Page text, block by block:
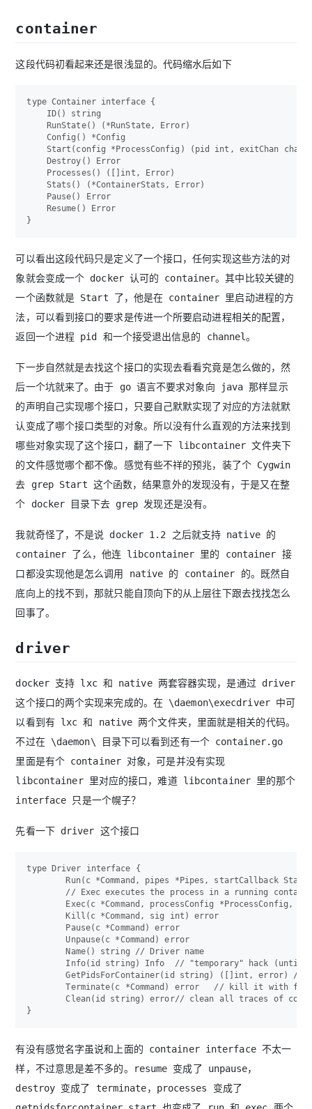
container
这段代码初看起来还是很浅显的。代码缩水后如下
type Container interface {
    ID() string
    RunState() (*RunState, Error)
    Config() *Config
Start(config *ProcessConfig) (pid int, exitChan chan
    Destroy() Error
    Processes() ([]int, Error)
    Stats() (*ContainerStats, Error)
    Pause() Error
    Resume() Error
可以看出这段代码只是定义了一个接口，任何实现这些方法的对
象就会变成一个 docker 认可的 container。其中比较关键的
一个函数就是 Start 了，他是在 container 里启动进程的方
法，可以看到接口的要求是传进一个所要启动进程相关的配置，
返回一个进程 pid 和一个接受退出信息的 channel。
下一步自然就是去找这个接口的实现去看看究竟是怎么做的，然
后一个坑就来了。由于 go 语言不要求对象向 java 那样显示
的声明自己实现哪个接口，只要自己默默实现了对应的方法就默
认变成了哪个接口类型的对象。所以没有什么直观的方法来找到
哪些对象实现了这个接口，翻了一下 libcontainer 文件夹下
的文件感觉哪个都不像。感觉有些不祥的预兆，装了个 Cygwin
去 grep Start 这个函数，结果意外的发现没有，于是又在整
个 docker 目录下去 grep 发现还是没有。
我就奇怪了，不是说 docker 1.2 之后就支持 native 的
container 了么，他连 libcontainer 里的 container 接
口都没实现他是怎么调用 native 的 container 的。既然自
底向上的找不到，那就只能自顶向下的从上层往下跟去找找怎么
回事了。
driver
docker 支持 lxc 和 native 两套容器实现，是通过 driver
这个接口的两个实现来完成的。在 \daemon\execdriver 中可
以看到有 lxc 和 native 两个文件夹，里面就是相关的代码。
不过在 \daemon\ 目录下可以看到还有一个 container.go
里面是有个 container 对象，可是并没有实现
libcontainer 里对应的接口，难道 libcontainer 里的那个
interface 只是一个幌子？
先看一下 driver 这个接口
type Driver interface {
	Run(c *Command, pipes *Pipes, startCallback StartCallback) (int, error) // Run executes the process and blocks until the process exits and returns the exit code
	Kill(c *Command, sig int) error
	Unpause(c *Command) error
	Name() string // Driver name
	GetPidsForContainer(id string) ([]int, error) // Returns a list of pids for the given container.
	Terminate(c *Command) error   // kill it with fire
	Clean(id string) error// clean all traces of container exec
有没有感觉名字虽说和上面的 container interface 不太一
样，不过意思是差不多的。resume 变成了 unpause，
destroy 变成了 terminate，processes 变成了